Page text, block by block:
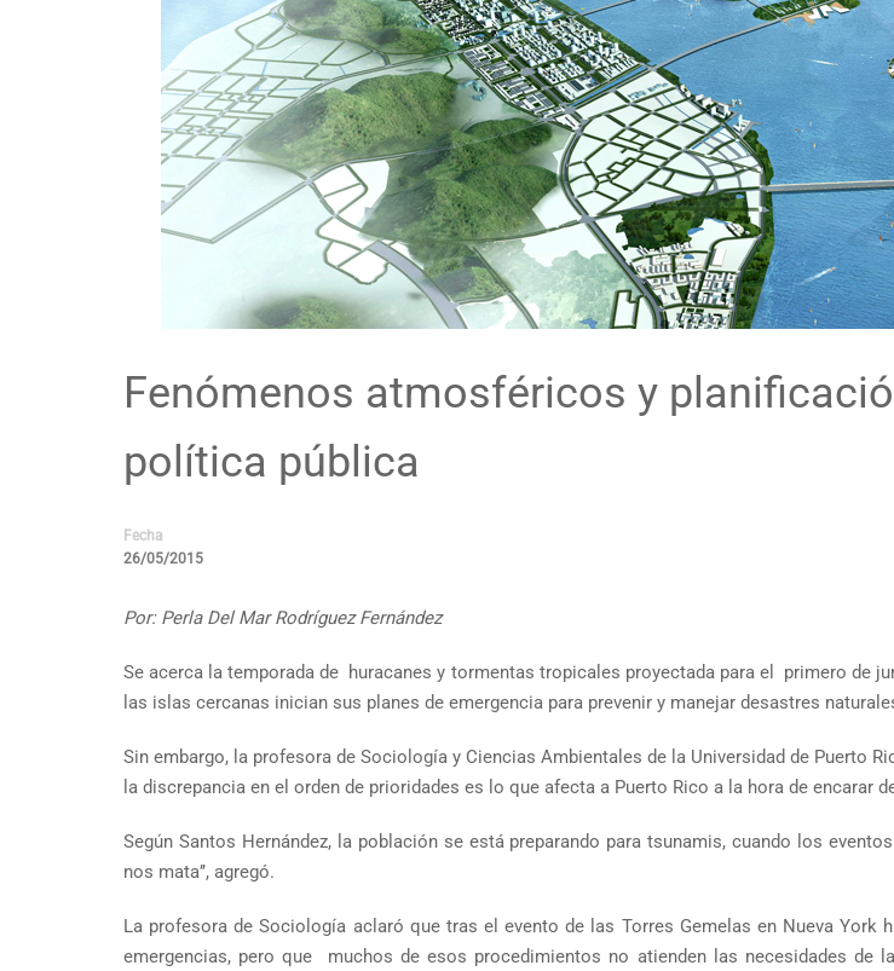
Fenómenos atmosféricos y
política pública
Fecha
26/05/2015
Por: Perla Del Mar Rodríguez Fernández
Se acerca la temporada de huracanes y tormentas tropicales proyectada para el primero de
las islas cercanas inician sus planes de emergencia para prevenir y manejar desastres
Sin embargo, la profesora de Sociología y Ciencias Ambientales de la Universidad de Puerto
la discrepancia en el orden de prioridades es lo que afecta a Puerto Rico a la hora de
Según Santos Hernández, la población se está preparando para tsunamis, cuando los
nos mata’’, agregó.
La profesora de Sociología aclaró que tras el evento de las Torres Gemelas en Nueva
emergencias, pero que muchos de esos procedimientos no atienden las necesidades de